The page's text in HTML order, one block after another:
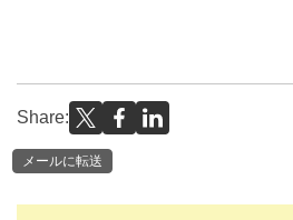
Share:
メールに転送